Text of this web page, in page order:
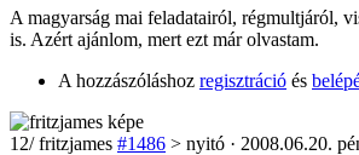
A magyarság mai feladatairól, régmultjáról,
is. Azért ajánlom, mert ezt már olvastam.
A hozzászóláshoz regisztráció és
12/fritzjames #1486 > nyitó · 2008.06.20.